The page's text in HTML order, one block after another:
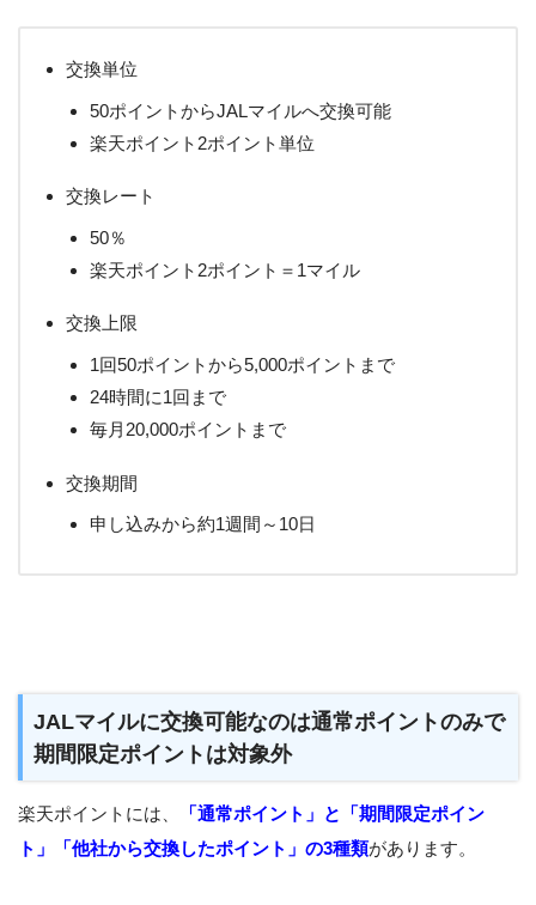
交換単位
50ポイントからJALマイルへ交換可能
楽天ポイント2ポイント単位
交換レート
50％
楽天ポイント2ポイント＝1マイル
交換上限
1回50ポイントから5,000ポイントまで
24時間に1回まで
毎月20,000ポイントまで
交換期間
申し込みから約1週間～10日
JALマイルに交換可能なのは通常ポイントのみで
期間限定ポイントは対象外
楽天ポイントには、
「通常ポイント」と「期間限定ポイン
ト」「他社から交換したポイント」の3種類があります。